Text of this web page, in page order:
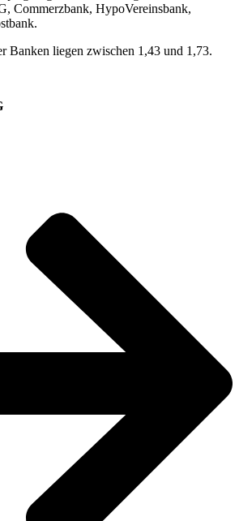
Commerzbank, HypoVereinsbank,
Banken liegen zwischen 1,43 und 1,73.